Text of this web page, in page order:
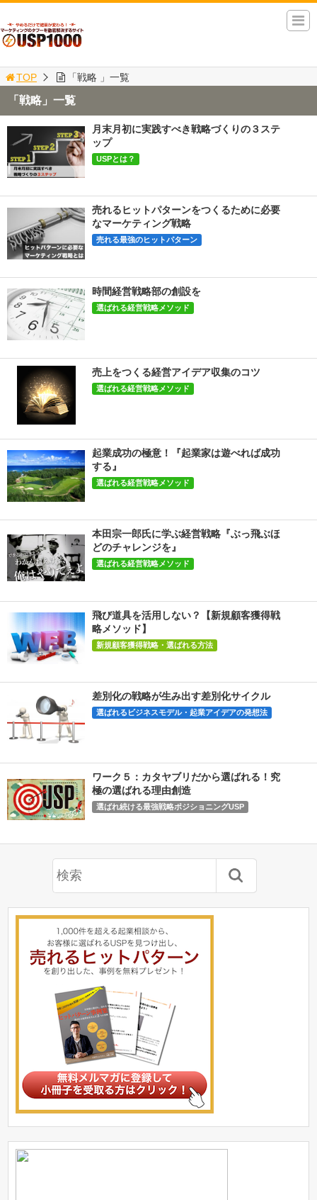
TOP 「戦略 」一覧
「戦略」一覧
月末月初に実践すべき戦略づくりの３ステ
ップ
USPとは？
売れるヒットパターンをつくるために必要
なマーケティング戦略
売れる最強のヒットパターン
時間経営戦略部の創設を
選ばれる経営戦略メソッド
売上をつくる経営アイデア収集のコツ
選ばれる経営戦略メソッド
起業成功の極意！『起業家は遊べれば成功
する』
選ばれる経営戦略メソッド
本田宗一郎氏に学ぶ経営戦略『ぶっ飛ぶほ
どのチャレンジを』
選ばれる経営戦略メソッド
飛び道具を活用しない？【新規顧客獲得戦
略メソッド】
新規顧客獲得戦略・選ばれる方法
差別化の戦略が生み出す差別化サイクル
選ばれるビジネスモデル・起業アイデアの発想法
ワーク５：カタヤブリだから選ばれる！究
極の選ばれる理由創造
選ばれ続ける最強戦略ポジショニングUSP